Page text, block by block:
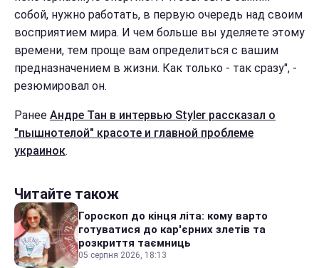
собой, нужно работать, в первую очередь над своим
восприятием мира. И чем больше вы уделяете этому
времени, тем проще вам определиться с вашим
предназначением в жизни. Как только - так сразу", -
резюмировал он.
Ранее Андре Тан в интервью Styler рассказал о
"пышнотелой" красоте и главной проблеме
украинок.
Читайте також
Гороскоп до кінця літа: кому варто
готуватися до кар'єрних злетів та
розкриття таємниць
05 серпня 2026, 18:13